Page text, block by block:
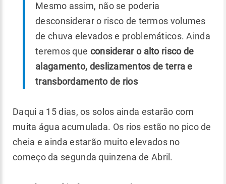
Mesmo assim, não se poderia
desconsiderar o risco de termos volumes
de chuva elevados e problemáticos. Ainda
teremos que considerar o alto risco de
alagamento, deslizamentos de terra e
transbordamento de rios
Daqui a 15 dias, os solos ainda estarão com
muita água acumulada. Os rios estão no pico de
cheia e ainda estarão muito elevados no
começo da segunda quinzena de Abril.